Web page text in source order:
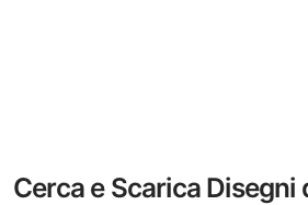
Cerca e Scarica Disegni